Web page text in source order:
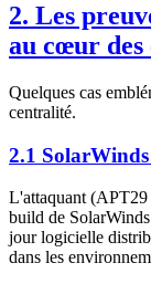
2. Les
au cœur des
Quelques cas
centralité.
2.1
L'attaquant
build de
jour logicielle
dans les